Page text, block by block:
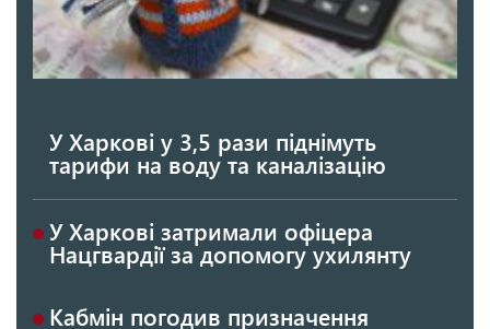
У Харкові у 3,5 рази піднімуть
тарифи на воду та каналізацію
У Харкові затримали офіцера
Нацгвардії за допомогу ухилянту
Кабмін погодив призначення